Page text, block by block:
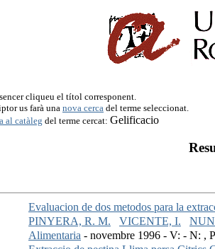
cliqueu el títol corresponent.
us farà una nova cerca del terme seleccionat.
al catàleg del terme cercat: Gelificacio
Evaluacion de dos metodos para la
PINYERA, R. M. VICENTE, I.
Alimentaria - novembre 1996 - V: - N: ,